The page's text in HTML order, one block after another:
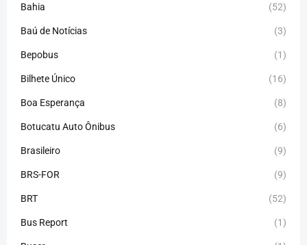
Bahia (52)
Baú de Notícias (3)
Bepobus (1)
Bilhete Único (16)
Boa Esperança (8)
Botucatu Auto Ônibus (6)
Brasileiro (9)
BRS-FOR (9)
BRT (52)
Bus Report (1)